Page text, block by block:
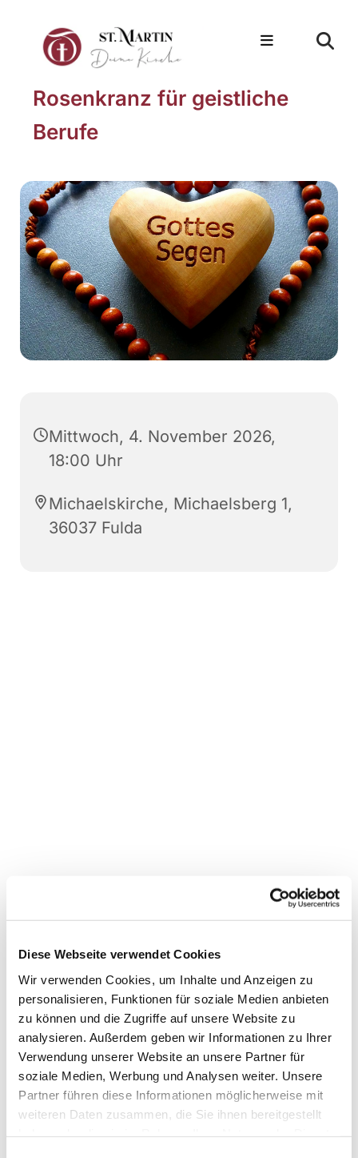
Diese Webseite verwendet Cookies
Wir verwenden Cookies, um Inhalte und Anzeigen zu
personalisieren, Funktionen für soziale Medien anbieten
zu können und die Zugriffe auf unsere Website zu
analysieren. Außerdem geben wir Informationen zu Ihrer
Verwendung unserer Website an unsere Partner für
soziale Medien, Werbung und Analysen weiter. Unsere
Partner führen diese Informationen möglicherweise mit
weiteren Daten zusammen, die Sie ihnen bereitgestellt
Rosenkranz für geistliche
Berufe
Mittwoch, 4. November 2026,
18:00 Uhr
Michaelskirche, Michaelsberg 1,
36037 Fulda
interessieren